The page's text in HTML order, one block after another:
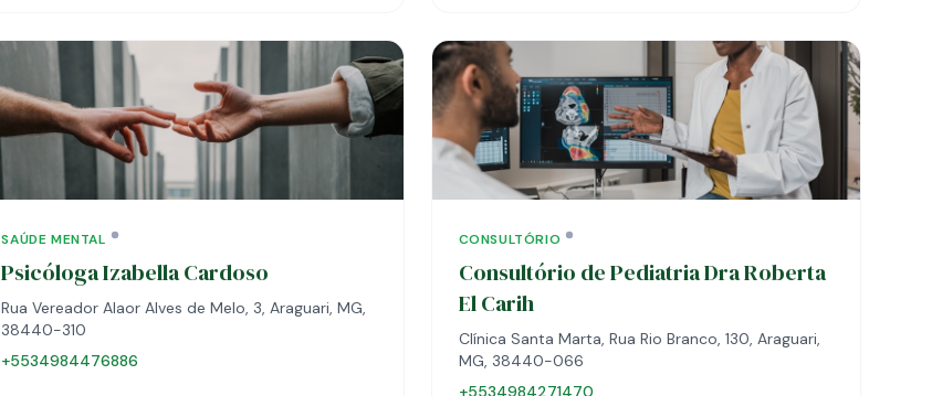
SAÚDE MENTAL
Psicóloga Izabella Cardoso
Rua Vereador Alaor Alves de Melo, 3, Araguari, MG,
38440-310
+5534984476886
CONSULTÓRIO
Consultório de Pediatria Dra Roberta
El Carih
Clínica Santa Marta, Rua Rio Branco, 130, Araguari,
MG, 38440-066
+5534984271470